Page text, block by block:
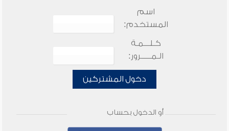
اسم
المستخدم:
كـلـــمـة
الـمـــــرور:
دخول المشتركين
أو الدخول بحساب